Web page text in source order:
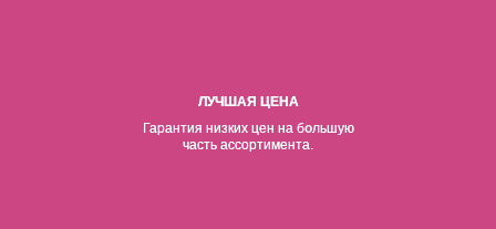
ЛУЧШАЯ ЦЕНА
Гарантия низких цен на большую
часть ассортимента.